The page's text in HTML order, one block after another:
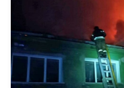
afrikkalaisen sikaruton
eläintautitietojen